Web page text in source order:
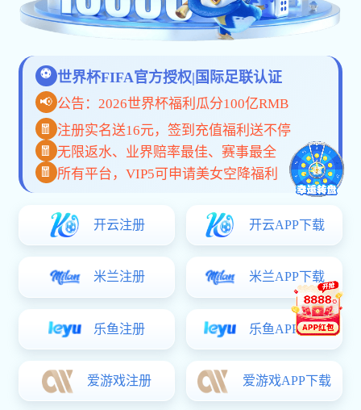
新闻中心
2023年家居建材行业最新趋势分析与展望
公司动态：新产品发布，推动建材行业创新发
2023年建材与家居行业发展趋势分析
探索未来家居建材市场的趋势与挑战
2023年建材行业新趋势：可持续与智能化
LINKS